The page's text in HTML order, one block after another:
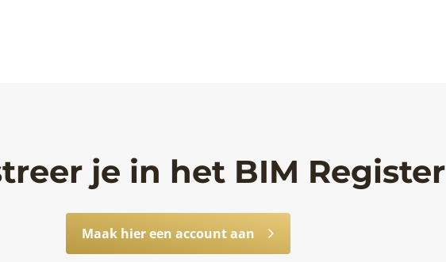
je in het BIM Register
Maak hier een account aan